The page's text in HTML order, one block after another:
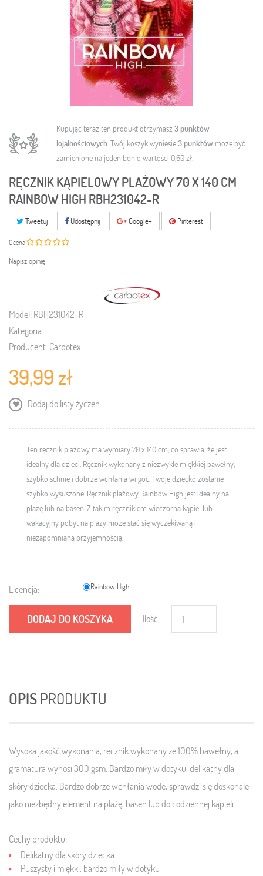
Kupując teraz ten produkt otrzymasz 3punktów
lojalnościowych. Twój koszyk wyniesie3punktów może być
zamienione na jeden bon o wartości 0,60 zł.
RĘCZNIK KĄPIELOWY PLAŻOWY 70 X 140 CM
RAINBOW HIGH RBH231042-R
Tweetuj Udostępnij Google+ Pinterest
Ocena
Napisz opinię
Model: RBH231042-R
Kategoria:
Producent: Carbotex
39,99 zł
Dodaj do listy życzeń
Ten ręcznik plażowy ma wymiary 70 x 140 cm, co sprawia, że jest
idealny dla dzieci. Ręcznikwykonany z niezwykle miękkiej bawełny,
szybko schnie i dobrze wchłania wilgoć.Twoje dziecko zostanie
szybko wysuszone. Ręcznik plażowy Rainbow High jest idealny na
plażę lub na basen.Z takim ręcznikiem wieczorna kąpiel lub
wakacyjny pobyt na plaży może stać się wyczekiwaną i
niezapomnianą przyjemnością.
Licencja: Rainbow High
DODAJ DO KOSZYKA Ilość:
OPIS PRODUKTU
Wysoka jakość wykonania, ręcznik wykonany ze 100% bawełny, a
gramatura wynosi 300 gsm. Bardzo miły w dotyku, delikatny dla
skóry dziecka. Bardzo dobrze wchłania wodę, sprawdzi się doskonale
jako niezbędny element na plażę, basen lub do codziennej kąpieli.
Cechy produktu:
Delikatny dla skóry dziecka
Puszysty i miękki, bardzo miły w dotyku